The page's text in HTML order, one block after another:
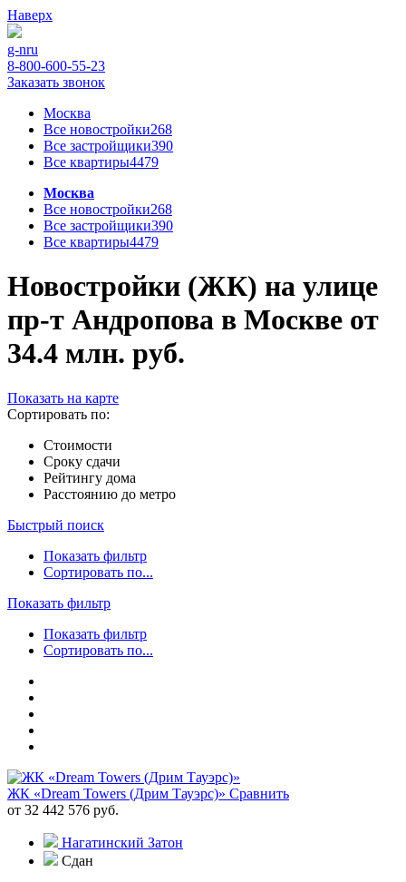
Наверх
g-nru
8-800-600-55-23
Заказать звонок
Москва
Все новостройки268
Все застройщики390
Все квартиры4479
Москва
Все новостройки268
Все застройщики390
Все квартиры4479
Новостройки (ЖК) на улице
пр-т Андропова в Москве от
34.4 млн. руб.
Показать на карте
Сортировать по:
Стоимости
Сроку сдачи
Рейтингу дома
Расстоянию до метро
Быстрый поиск
Показать фильтр
Сортировать по...
Показать фильтр
Показать фильтр
Сортировать по...
ЖК «Dream Towers (Дрим Тауэрс)» Сравнить
от 32 442 576 руб.
Нагатинский Затон
Сдан